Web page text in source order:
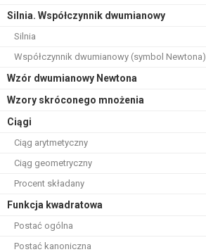
Silnia. Współczynnik dwumianowy
Silnia
Współczynnik dwumianowy (symbol Newtona)
Wzór dwumianowy Newtona
Wzory skróconego mnożenia
Ciągi
Ciąg arytmetyczny
Ciąg geometryczny
Procent składany
Funkcja kwadratowa
Postać ogólna
Postać kanoniczna